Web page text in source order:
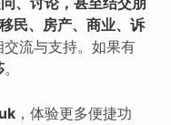
民、房产、商业、诉
流与支持。如果有
。
，体验更多便捷功